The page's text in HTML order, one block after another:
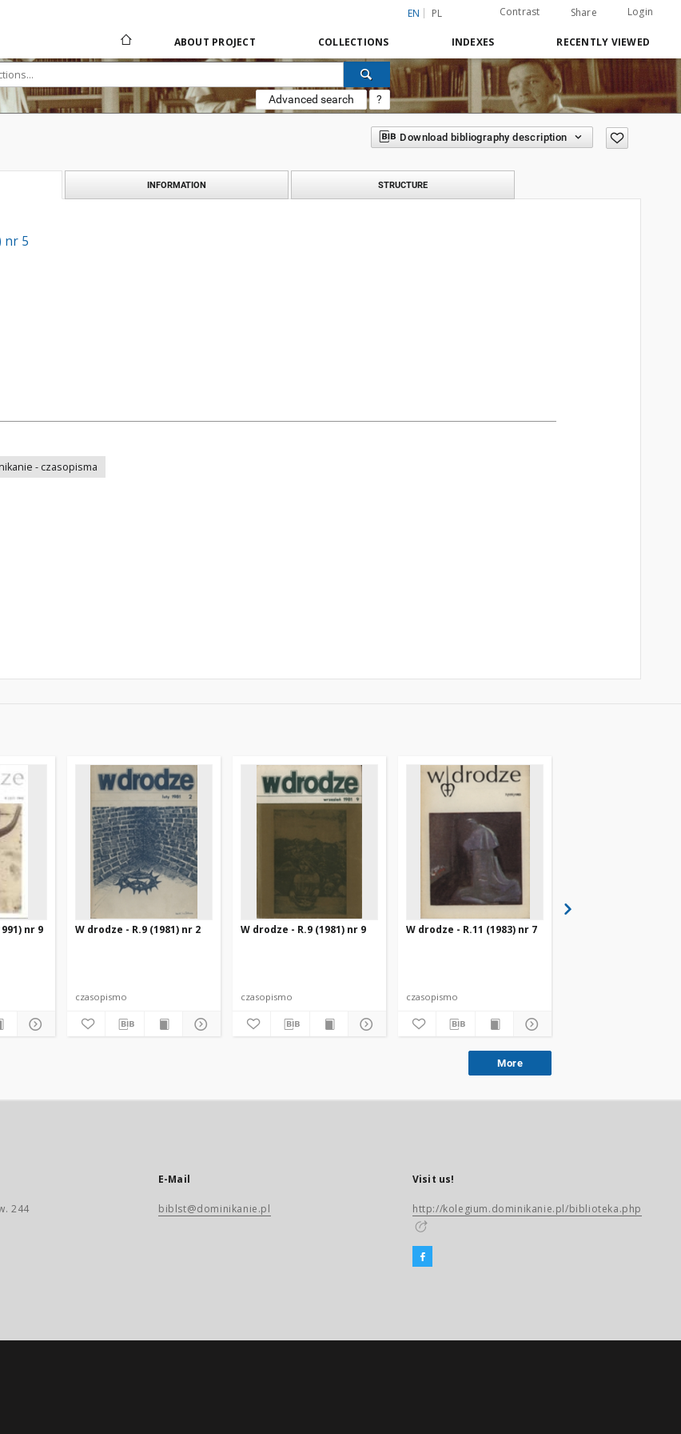
EN PL Contrast Share Login
ABOUT PROJECT COLLECTIONS INDEXES RECENTLY VIEWED
Advanced search ?
Download bibliography description
INFORMATION STRUCTURE
nr 5
- czasopisma
nr 9 W drodze - R.9 (1981) nr 2
czasopismo
W drodze - R.9 (1981) nr 9
czasopismo
W drodze - R.11 (1983) nr 7
czasopismo
More
244
E-Mail
biblst@dominikanie.pl
Visit us!
http://kolegium.dominikanie.pl/biblioteka.php